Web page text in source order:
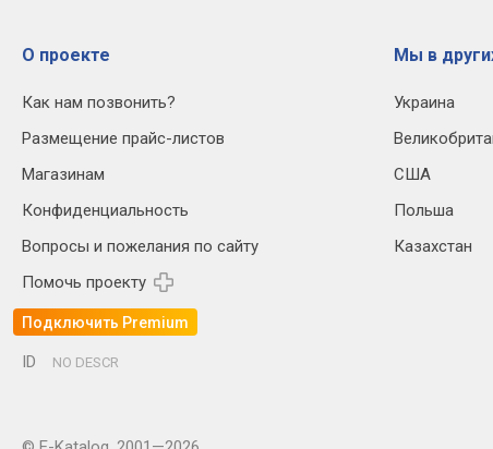
О проекте
Как нам позвонить?
Размещение прайс-листов
Магазинам
Конфиденциальность
Вопросы и пожелания по сайту
Помочь проекту
Подключить Premium
Мы в
Украина
США
Польша
Казахстан
ID NO DESCR